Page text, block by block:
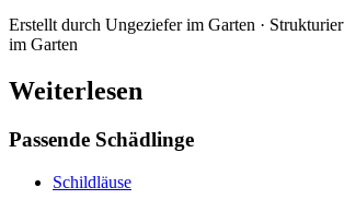
Erstellt durch Ungeziefer im Garten ·
im Garten
Weiterlesen
Passende Schädlinge
Schildläuse